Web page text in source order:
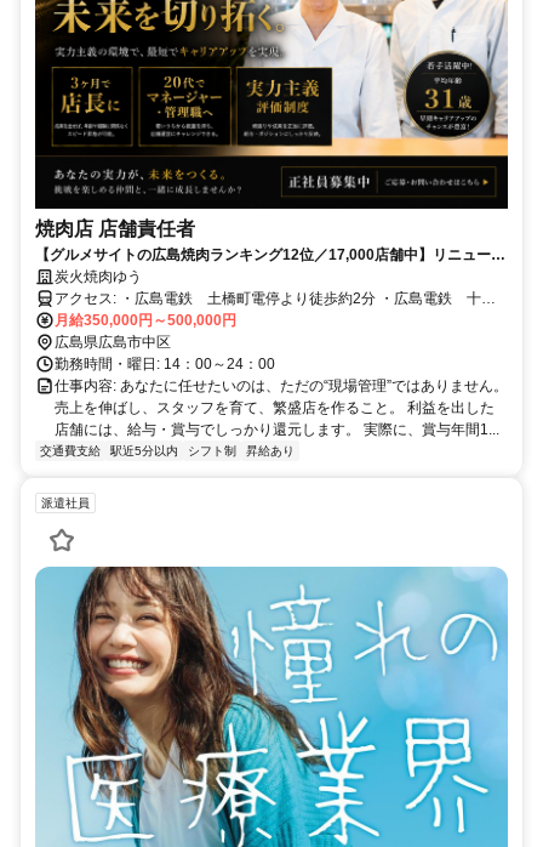
焼肉店 店舗責任者
【グルメサイトの広島焼肉ランキング12位／17,000店舗中】リニューア
ル店舗の”顔”として活躍したい方募集◎
炭火焼肉ゆう
アクセス: ・広島電鉄 土橋町電停より徒歩約2分 ・広島電鉄 十日
市町電停より徒歩約2分 ・広島電鉄 本川町電停より徒歩約6分 ・広
島電鉄 小網町電停より徒歩約5分
月給350,000円～500,000円
広島県広島市中区
勤務時間・曜日: 14：00～24：00
仕事内容: あなたに任せたいのは、ただの“現場管理”ではありません。
売上を伸ばし、スタッフを育て、繁盛店を作ること。 利益を出した
店舗には、給与・賞与でしっかり還元します。 実際に、賞与年間1...
交通費支給 駅近5分以内 シフト制 昇給あり
派遣社員